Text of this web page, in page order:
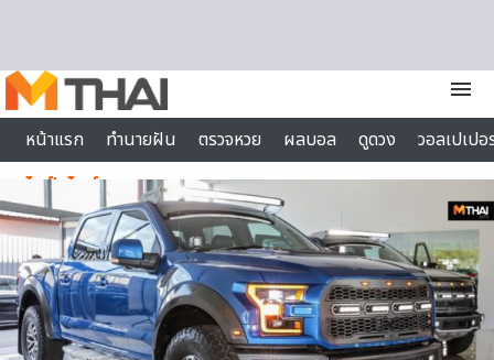
menu
หน้าแรก
ทำนายฝัน ตรวจหวย ผลบอล ดูดวง
วอลเปเป
ไลฟ์สไตล์